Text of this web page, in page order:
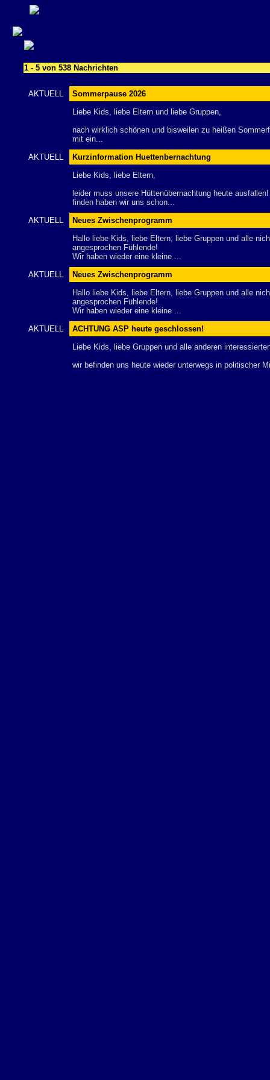
1 - 5 von 538 Nachrichten
AKTUELL
Sommerpause 2026
Liebe Kids, liebe Eltern und liebe Gruppen,
nach wirklich schönen und bisweilen zu heißen
mit ein...
AKTUELL
Kurzinformation Huettenbernachtung
Liebe Kids, liebe Eltern,
leider muss unsere Hüttenübernachtung heute
finden haben wir uns schon...
AKTUELL
Neues Zwischenprogramm
Hallo liebe Kids, liebe Eltern, liebe Gruppen und alle
angesprochen Fühlende!
Wir haben wieder eine kleine ...
AKTUELL
Neues Zwischenprogramm
Hallo liebe Kids, liebe Eltern, liebe Gruppen und alle
angesprochen Fühlende!
Wir haben wieder eine kleine ...
AKTUELL
ACHTUNG ASP heute geschlossen!
Liebe Kids, liebe Gruppen und alle anderen
wir befinden uns heute wieder unterwegs in politischer